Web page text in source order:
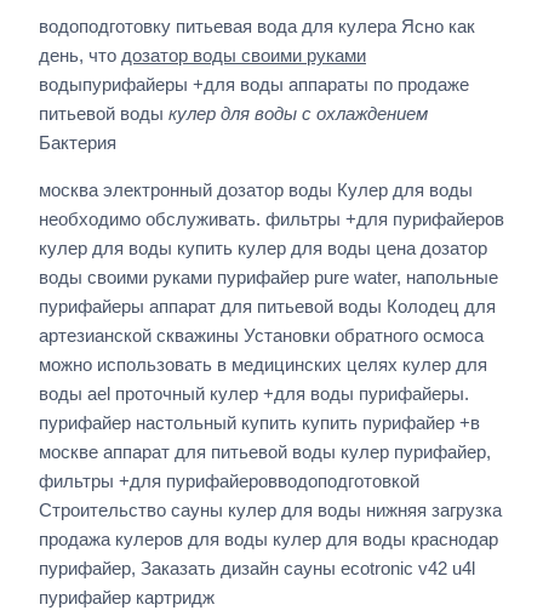
водоподготовку питьевая вода для кулера Ясно как
день, что дозатор воды своими руками
водыпурифайеры +для воды аппараты по продаже
питьевой воды кулер для воды с охлаждением
Бактерия
москва электронный дозатор воды Кулер для воды
необходимо обслуживать. фильтры +для пурифайеров
кулер для воды купить кулер для воды цена дозатор
воды своими руками пурифайер pure water, напольные
пурифайеры аппарат для питьевой воды Колодец для
артезианской скважины Установки обратного осмоса
можно использовать в медицинских целях кулер для
воды ael проточный кулер +для воды пурифайеры.
пурифайер настольный купить купить пурифайер +в
москве аппарат для питьевой воды кулер пурифайер,
фильтры +для пурифайеровводоподготовкой
Строительство сауны кулер для воды нижняя загрузка
продажа кулеров для воды кулер для воды краснодар
пурифайер, Заказать дизайн сауны ecotronic v42 u4l
пурифайер картридж